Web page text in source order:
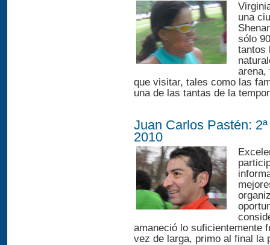
una
sólo
tantos
arena,
que visitar, tales como las
una de las tantas de la
Juan Carlos Pastén:
2010
amaneció lo suficientemente
vez de larga, primo al final la